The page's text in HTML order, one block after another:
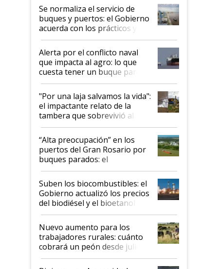
Se normaliza el servicio de
buques y puertos: el Gobierno
acuerda con los prácticos y
suspende el decreto de
desregulación
Alerta por el conflicto naval
que impacta al agro: lo que
cuesta tener un buque parado
y el peligro de que Argentina
pase a ser "país sucio"
"Por una laja salvamos la vida":
el impactante relato de la
tambera que sobrevivió al
tornado
“Alta preocupación” en los
puertos del Gran Rosario por
buques parados: el
funcionamiento de las
exportadoras en tensión tras
la medida de fuerza de los
prácticos
Suben los biocombustibles: el
Gobierno actualizó los precios
del biodiésel y el bioetanol
Nuevo aumento para los
trabajadores rurales: cuánto
cobrará un peón desde julio